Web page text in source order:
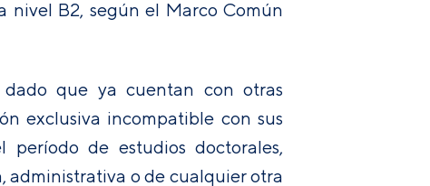
nivel B2, según el Marco Común
que ya cuentan con otras
exclusiva incompatible con sus
período de estudios doctorales,
administrativa o de cualquier otra